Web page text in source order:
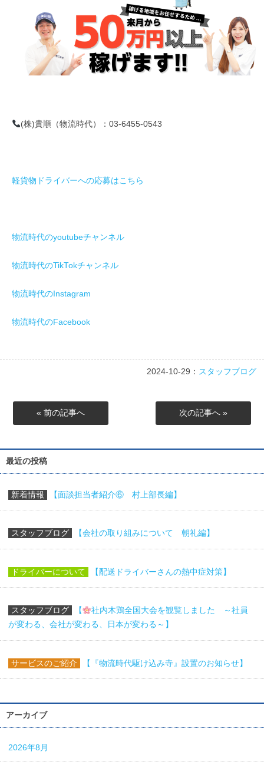
(株)貴順（物流時代）：03-6455-0543
軽貨物ドライバーへの応募はこちら
物流時代のyoutubeチャンネル
物流時代のTikTokチャンネル
物流時代のInstagram
物流時代のFacebook
2024-10-29： スタッフブログ
« 前の記事へ 次の記事へ »
最近の投稿
新着情報 【面談担当者紹介⑥ 村上部長編】
スタッフブログ 【会社の取り組みについて 朝礼編】
ドライバーについて 【配送ドライバーさんの熱中症対策】
スタッフブログ 【
社内木鶏全国大会を観覧しました ～社員
が変わる、会社が変わる、日本が変わる～】
サービスのご紹介 【『物流時代駆け込み寺』設置のお知らせ】
アーカイブ
2026年8月